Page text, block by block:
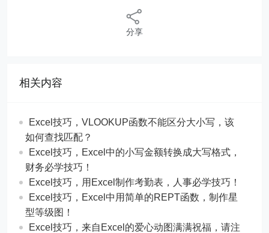
分享
相关内容
Excel技巧，​​VLOOKUP函数不能区分大小写，该
如何查找匹配？
​​Excel技巧，Excel中的小写金额转换成大写格式，
财务必学技巧！
​​Excel技巧，用Excel制作考勤表，人事必学技巧！
Excel技巧，​​Excel中用简单的REPT函数，制作星
型等级图！
Excel技巧，来自Excel的爱心动图满满祝福，请注